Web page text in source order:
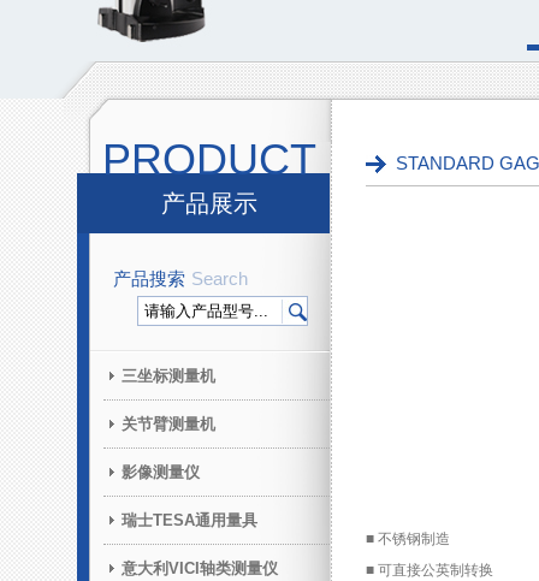
PRODUCT
产品展示
产品搜索 Search
三坐标测量机
关节臂测量机
影像测量仪
瑞士TESA通用量具
意大利VICI轴类测量仪
STANDARD
■ 不锈钢制造
■ 可直接公英制转换